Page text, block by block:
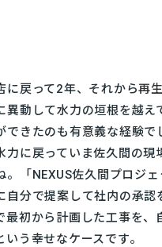
に戻って2年、それから再
異動して水力の垣根を越え
できたのも有意義な経験で
力に戻っていま佐久間の現
。「NEXUS佐久間プロジ
自分で提案して社内の承認
最初から計画した工事を、
いう幸せなケースです。